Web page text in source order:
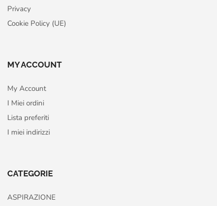
Privacy
Cookie Policy (UE)
MY ACCOUNT
My Account
I Miei ordini
Lista preferiti
I miei indirizzi
CATEGORIE
ASPIRAZIONE